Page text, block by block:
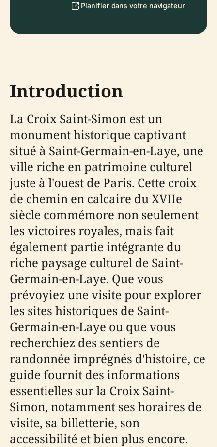
Planifier dans votre navigateur
Introduction
La Croix Saint-Simon est un
monument historique captivant
situé à Saint-Germain-en-Laye, une
ville riche en patrimoine culturel
juste à l'ouest de Paris. Cette croix
de chemin en calcaire du XVIIe
siècle commémore non seulement
les victoires royales, mais fait
également partie intégrante du
riche paysage culturel de Saint-
Germain-en-Laye. Que vous
prévoyiez une visite pour explorer
les sites historiques de Saint-
Germain-en-Laye ou que vous
recherchiez des sentiers de
randonnée imprégnés d'histoire, ce
guide fournit des informations
essentielles sur la Croix Saint-
Simon, notamment ses horaires de
visite, sa billetterie, son
accessibilité et bien plus encore.